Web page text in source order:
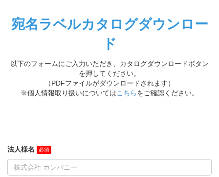
宛名ラベルカタログダウンロー
ド
以下のフォームにご入力いただき、カタログダウンロードボタン
を押してください。
（PDFファイルがダウンロードされます）
※個人情報取り扱いについてはこちらをご確認ください。
法人様名